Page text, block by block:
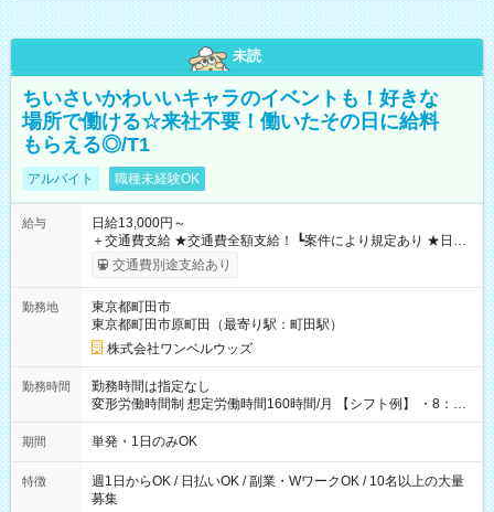
未読
ちいさいかわいいキャラのイベントも！好きな
場所で働ける☆来社不要！働いたその日に給料
もらえる◎/T1
アルバイト 職種未経験OK
給与
日給13,000円～
＋交通費支給 ★交通費全額支給！ ┗案件により規定あり ★日払
いOK！（規定あり） ┗働いたその日に現金GET♪ お仕事後はコ
ンビニATMから 日払い分を引き落とせます！ 【試用期間】試
交通費別途支給あり
勤務地
東京都町田市
東京都町田市原町田（最寄り駅：町田駅）
株式会社ワンベルウッズ
勤務時間
勤務時間は指定なし
変形労働時間制 想定労働時間160時間/月 【シフト例】 ・8：00
～21：00
期間 単発・1日のみOK
特徴
週1日からOK / 日払いOK / 副業・WワークOK / 10名以上の大量
募集